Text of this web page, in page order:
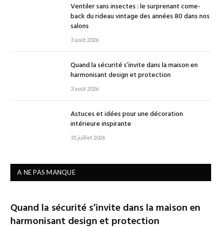
Ventiler sans insectes : le surprenant come-
back du rideau vintage des années 80 dans nos
salons
3 août 2026
Quand la sécurité s’invite dans la maison en
harmonisant design et protection
3 août 2026
Astuces et idées pour une décoration
intérieure inspirante
31 juillet 2026
A NE PAS MANQUE
Quand la sécurité s’invite dans la maison en
harmonisant design et protection